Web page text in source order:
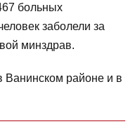
больных
заболели за
минздрав.
Ванинском районе и в